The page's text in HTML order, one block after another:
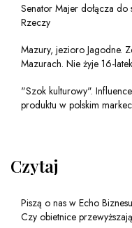
Senator Majer dołącza
Rzeczy
Mazury, jezioro Jagodne.
Mazurach. Nie żyje 16-
"Szok kulturowy".
produktu w polskim
Czytaj
Piszą o nas w Echo
Czy obietnice